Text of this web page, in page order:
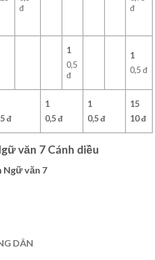
đ
đ
1
0,5
đ
1
0,5 đ
đ
1
0,5 đ
1
0,5 đ
15
10 đ
văn 7 Cánh diều
Ngữ văn 7
DÂN